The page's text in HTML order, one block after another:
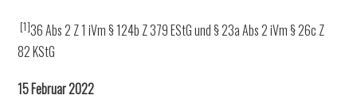
[1]36 Abs 2 Z 1 iVm § 124b Z 379 EStG und § 23a Abs 2 iVm § 26c Z
82 KStG
15 Februar 2022